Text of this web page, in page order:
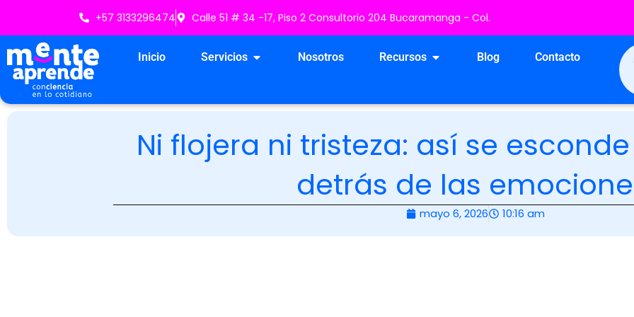
contenido
+57 3133296474 Calle 51 # 34 -17, Piso 2 Consultorio 204 Bucaramanga - Col.
Inicio Servicios Open ServiciosNosotros Recursos Open Recursos
Blog Contacto
Ni flojera ni tristeza: así se
detrás de las
mayo 6, 2026 10:16 am